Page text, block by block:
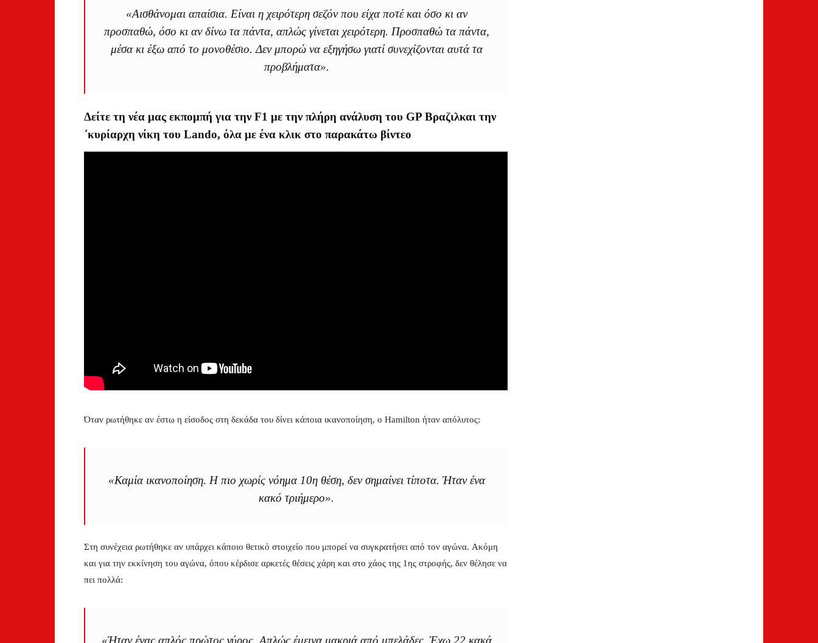
«Αισθάνομαι απαίσια. Είναι η χειρότερη σεζόν που είχα ποτέ και όσο κι αν
προσπαθώ, όσο κι αν δίνω τα πάντα, απλώς γίνεται χειρότερη. Προσπαθώ τα πάντα,
μέσα κι έξω από το μονοθέσιο. Δεν μπορώ να εξηγήσω γιατί συνεχίζονται αυτά τα
προβλήματα».
Δείτε τη νέα μας εκπομπή για την F1 με την πλήρη ανάλυση του GP Βραζιλκαι την
΄κυρίαρχη νίκη του Lando, όλα με ένα κλικ στο παρακάτω βίντεο
Όταν ρωτήθηκε αν έστω η είσοδος στη δεκάδα του δίνει κάποια ικανοποίηση, ο Hamilton ήταν απόλυτος:
«Καμία ικανοποίηση. Η πιο χωρίς νόημα 10η θέση, δεν σημαίνει τίποτα. Ήταν ένα
κακό τριήμερο».
Στη συνέχεια ρωτήθηκε αν υπάρχει κάποιο θετικό στοιχείο που μπορεί να συγκρατήσει από τον αγώνα. Ακόμη
και για την εκκίνηση του αγώνα, όπου κέρδισε αρκετές θέσεις χάρη και στο χάος της 1ης στροφής, δεν θέλησε να
πει πολλά:
«Ήταν ένας απλός πρώτος γύρος. Απλώς έμεινα μακριά από μπελάδες. Έχω 22 κακά